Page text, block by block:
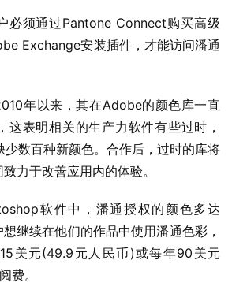
必须通过Pantone Connect购买高级
Exchange安装插件，才能访问潘通
年以来，其在Adobe的颜色库一直
这表明相关的生产力软件有些过时，
数百种新颜色。合作后，过时的库将
力于改善应用内的体验。
软件中，潘通授权的颜色多达
继续在他们的作品中使用潘通色彩，
美元(49.9元人民币)或每年90美元
费。